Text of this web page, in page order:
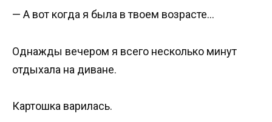
— А вот когда я была в твоем возрасте…
Однажды вечером я всего несколько минут
отдыхала на диване.
Картошка варилась.